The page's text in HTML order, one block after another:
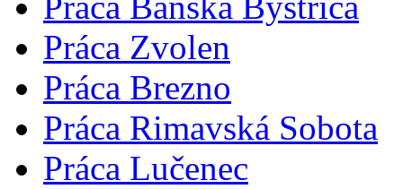
Práca Zvolen
Práca Brezno
Práca Rimavská Sobota
Práca Lučenec